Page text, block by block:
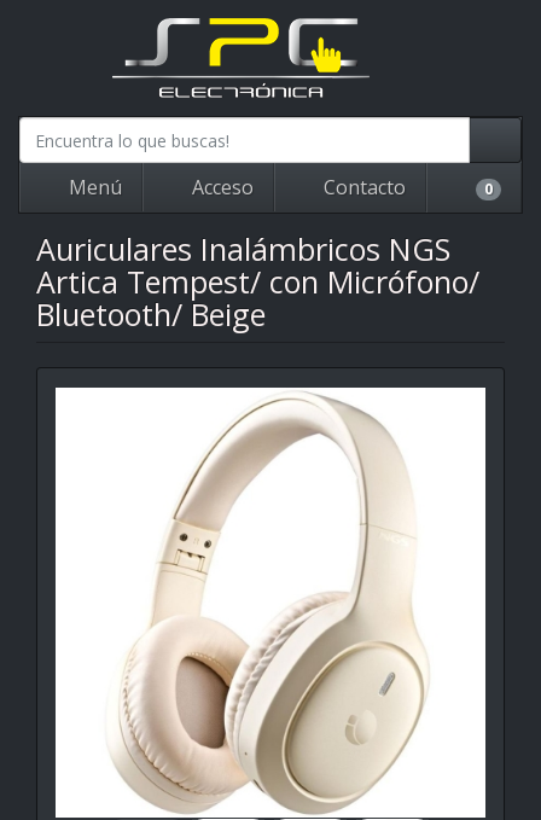
Menú Acceso Contacto 0
Auriculares Inalámbricos NGS
Artica Tempest/ con Micrófono/
Bluetooth/ Beige